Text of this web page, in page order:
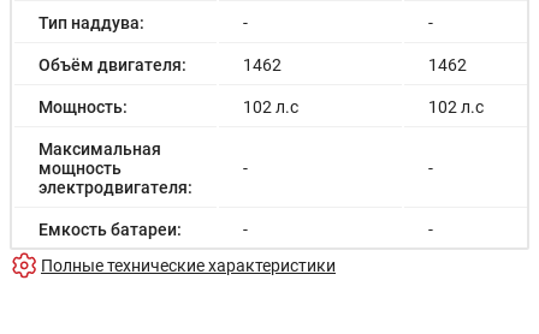
Тип наддува: - -
Объём двигателя: 1462 1462
Мощность: 102 л.с 102 л.с
Максимальная
мощность
электродвигателя:
- -
Емкость батареи: - -
Запас хода на
Полные технические характеристики